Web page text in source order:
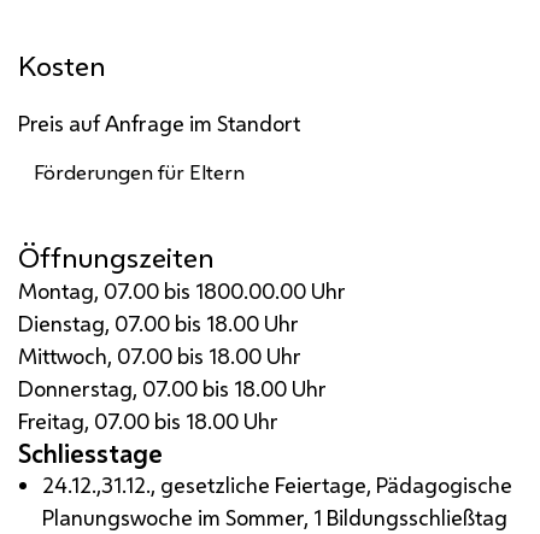
Kosten
Preis auf Anfrage im Standort
Förderungen für Eltern
Öffnungszeiten
Montag, 07.00 bis 1800.00.00 Uhr
Dienstag, 07.00 bis 18.00 Uhr
Mittwoch, 07.00 bis 18.00 Uhr
Donnerstag, 07.00 bis 18.00 Uhr
Freitag, 07.00 bis 18.00 Uhr
Schliesstage
24.12.,31.12., gesetzliche Feiertage, Pädagogische
Planungswoche im Sommer, 1 Bildungsschließtag